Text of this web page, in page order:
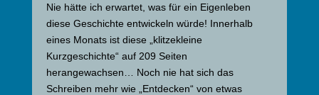
Nie hätte ich erwartet, was für ein Eigenleben
diese Geschichte entwickeln würde! Innerhalb
eines Monats ist diese „klitzekleine
Kurzgeschichte“ auf 209 Seiten
herangewachsen… Noch nie hat sich das
Schreiben mehr wie „Entdecken“ von etwas